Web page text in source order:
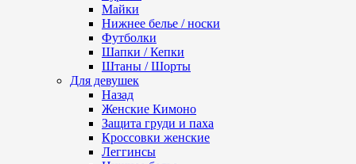
Майки
Нижнее белье / носки
Футболки
Шапки / Кепки
Штаны / Шорты
Для девушек
Назад
Женские Кимоно
Защита груди и паха
Кроссовки женские
Леггинсы